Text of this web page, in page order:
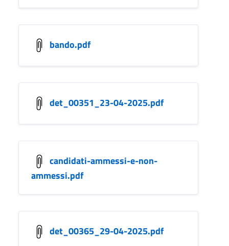
bando.pdf
det_00351_23-04-2025.pdf
candidati-ammessi-e-non-
ammessi.pdf
det_00365_29-04-2025.pdf